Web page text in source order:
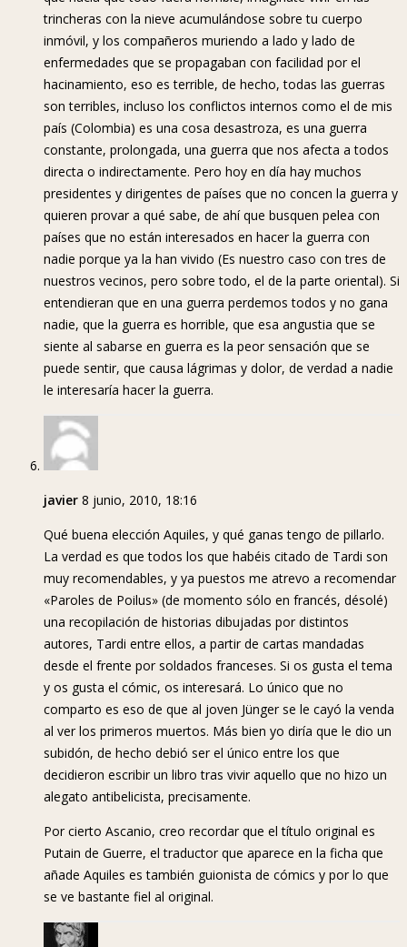
trincheras con la nieve acumulándose sobre tu cuerpo
inmóvil, y los compañeros muriendo a lado y lado de
enfermedades que se propagaban con facilidad por el
hacinamiento, eso es terrible, de hecho, todas las guerras
son terribles, incluso los conflictos internos como el de mis
país (Colombia) es una cosa desastroza, es una guerra
constante, prolongada, una guerra que nos afecta a todos
directa o indirectamente. Pero hoy en día hay muchos
presidentes y dirigentes de países que no concen la guerra y
quieren provar a qué sabe, de ahí que busquen pelea con
países que no están interesados en hacer la guerra con
nadie porque ya la han vivido (Es nuestro caso con tres de
nuestros vecinos, pero sobre todo, el de la parte oriental). Si
entendieran que en una guerra perdemos todos y no gana
nadie, que la guerra es horrible, que esa angustia que se
siente al sabarse en guerra es la peor sensación que se
puede sentir, que causa lágrimas y dolor, de verdad a nadie
le interesaría hacer la guerra.
javier 8 junio, 2010, 18:16
Qué buena elección Aquiles, y qué ganas tengo de pillarlo.
La verdad es que todos los que habéis citado de Tardi son
muy recomendables, y ya puestos me atrevo a recomendar
«Paroles de Poilus» (de momento sólo en francés, désolé)
una recopilación de historias dibujadas por distintos
autores, Tardi entre ellos, a partir de cartas mandadas
desde el frente por soldados franceses. Si os gusta el tema
y os gusta el cómic, os interesará. Lo único que no
comparto es eso de que al joven Jünger se le cayó la venda
al ver los primeros muertos. Más bien yo diría que le dio un
subidón, de hecho debió ser el único entre los que
decidieron escribir un libro tras vivir aquello que no hizo un
alegato antibelicista, precisamente.
Por cierto Ascanio, creo recordar que el título original es
Putain de Guerre, el traductor que aparece en la ficha que
añade Aquiles es también guionista de cómics y por lo que
se ve bastante fiel al original.